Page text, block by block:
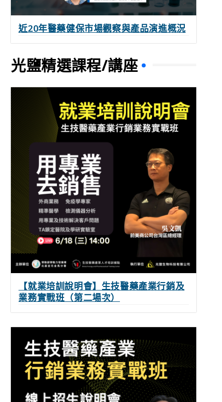
近20年醫藥健保市場觀察與產品演進概況
光鹽精選課程/講座
【就業培訓說明會】生技醫藥產業行銷及
業務實戰班（第二場次）